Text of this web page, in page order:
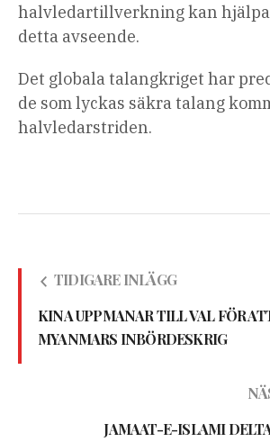
halvledartillverkning kan hjälpa
detta avseende.
Det globala talangkriget har
de som lyckas säkra talang
halvledarstriden.
TIDIGARE INLÄGG
KINA UPPMANAR TILL VAL FÖR
MYANMARS INBÖRDESKRIG
JAMAAT-E-ISLAMI